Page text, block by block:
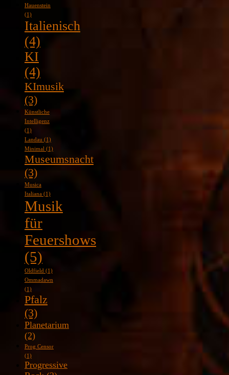
Hauenstein
(1)
Italienisch
(4)
KI
(4)
KImusik
(3)
Künstliche
Intelligenz
(1)
Landau (1)
Minimal (1)
Museumsnacht
(3)
Musica
Italiana (1)
Musik
für
Feuershows
(5)
Oldfield (1)
Ommadawn
(1)
Pfalz
(3)
Planetarium
(2)
Prog Censor
(1)
Progressive